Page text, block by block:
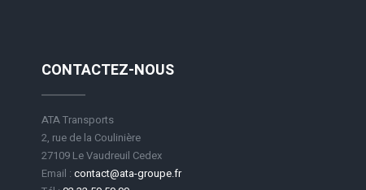
CONTACTEZ-NOUS
ATA Transports
2, rue de la Coulinière
27109 Le Vaudreuil Cedex
Email : contact@ata-groupe.fr